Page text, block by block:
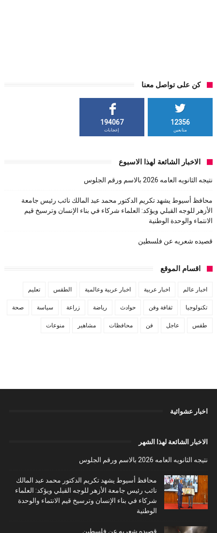
كن على تواصل معنا
12356
متابعين
194067
إعجابات
الاخبار الشائعة لهذا الاسبوع
نتيجه الثانويه العامه 2026 بالاسم ورقم الجلوس
محافظ أسيوط يشهد تكريم الدكتور محمد عبد المالك نائب رئيس جامعة
الأزهر للوجه القبلي ويؤكد: العلماء شركاء في بناء الإنسان وترسيخ قيم
الانتماء والوحدة الوطنية
قصيده شعريه عن فلسطين
اقسام الموقع
اخبار عالم اخبار عربية اخبار عربية وعالمية الطقس تعليم
تكنولوجيا ثقافة وفن حوادث رياضة زراعة سياسة صحة
طقس عاجل فن محافظات مشاهير منوعات
اخبار عشوائية
الاخبار الشائعة لهذا الشهر
نتيجه الثانويه العامه 2026 بالاسم ورقم الجلوس
محافظ أسيوط يشهد تكريم الدكتور محمد عبد المالك
نائب رئيس جامعة الأزهر للوجه القبلي ويؤكد: العلماء
شركاء في بناء الإنسان وترسيخ قيم الانتماء والوحدة
الوطنية
قصيده شعريه عن فلسطين